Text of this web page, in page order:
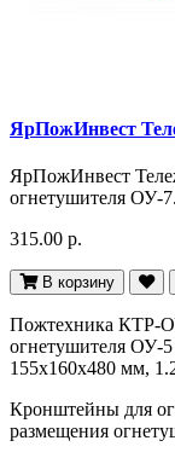
ЯрПожИнвест
ЯрПожИнвест
огнетушителя ОУ-
315.00 р.
В корзину
Пожтехника КТР-
огнетушителя ОУ-
155х160х480 мм,
Кронштейны для
размещения